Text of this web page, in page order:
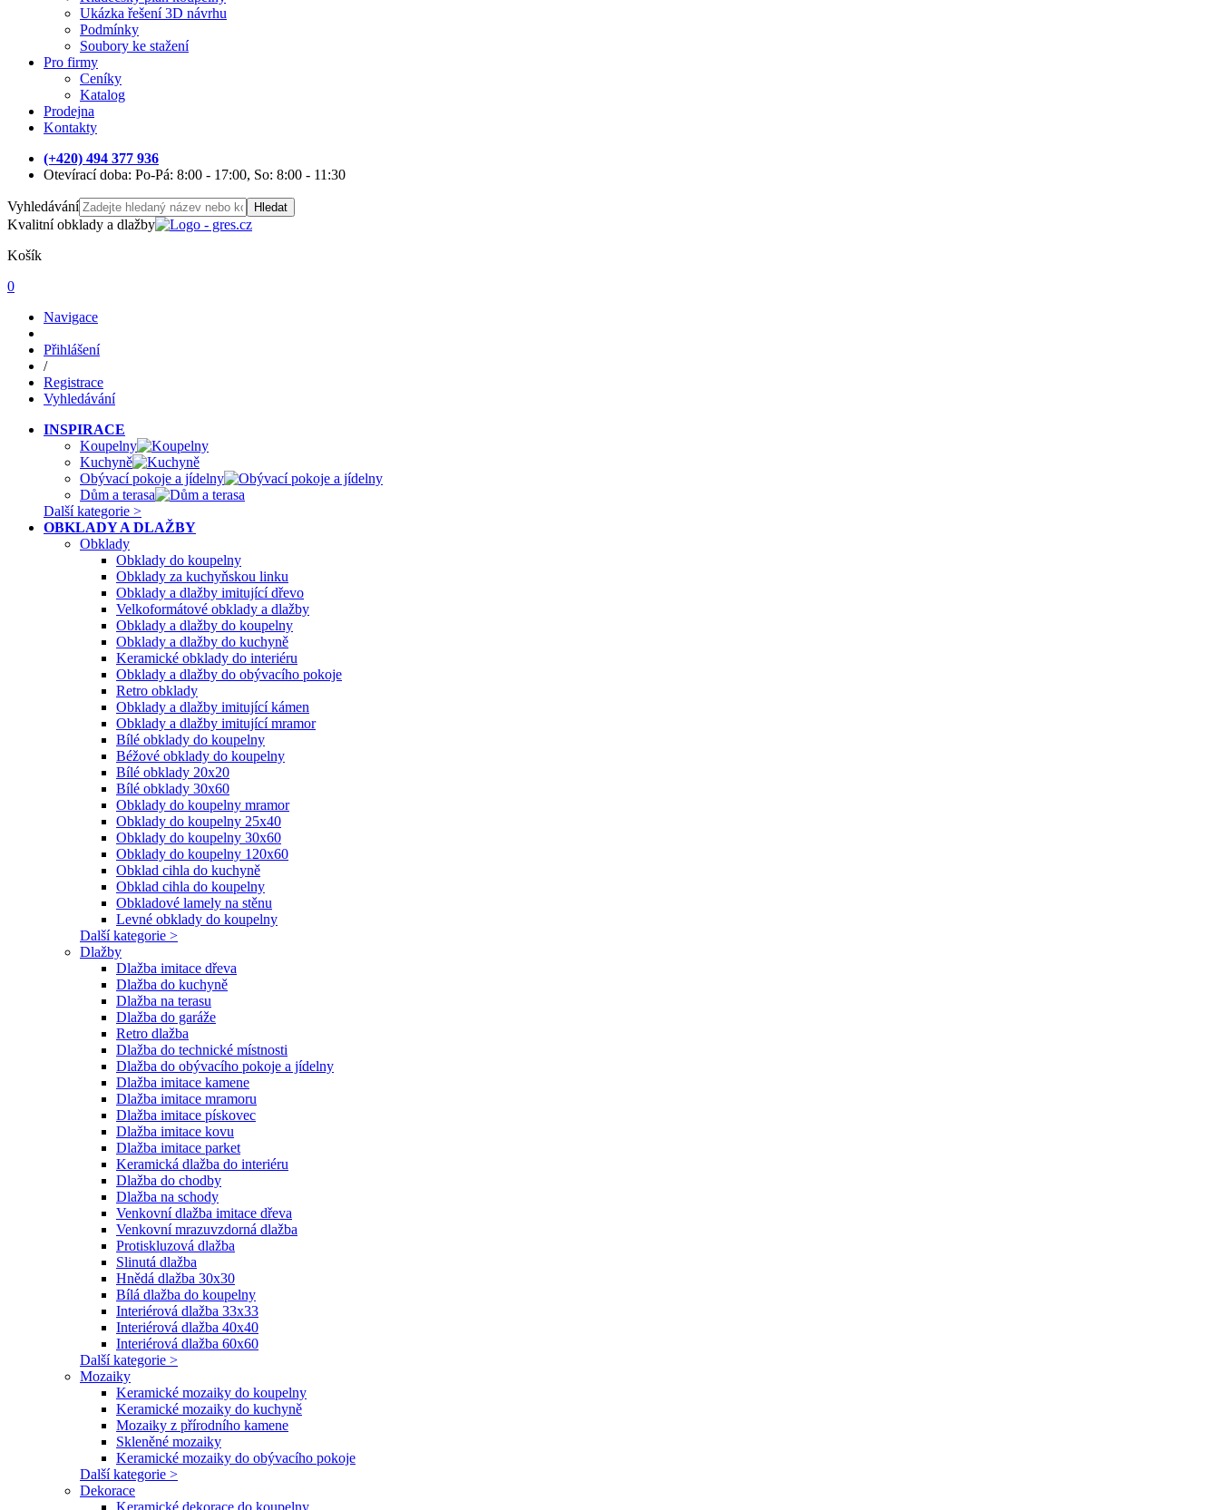
Ukázka řešení 3D návrhu
Podmínky
Soubory ke stažení
Pro firmy
Ceníky
Katalog
Prodejna
Kontakty
(+420) 494 377 936
Otevírací doba: Po-Pá: 8:00 - 17:00, So: 8:00 - 11:30
Vyhledávání Hledat
Kvalitní obklady a dlažby
Košík
0
Navigace
Přihlášení
/
Registrace
Vyhledávání
INSPIRACE
Koupelny
Kuchyně
Obývací pokoje a jídelny
Dům a terasa
Další kategorie >
OBKLADY A DLAŽBY
Obklady
Obklady do koupelny
Obklady za kuchyňskou linku
Obklady a dlažby imitující dřevo
Velkoformátové obklady a dlažby
Obklady a dlažby do koupelny
Obklady a dlažby do kuchyně
Keramické obklady do interiéru
Obklady a dlažby do obývacího pokoje
Retro obklady
Obklady a dlažby imitující kámen
Obklady a dlažby imitující mramor
Bílé obklady do koupelny
Béžové obklady do koupelny
Bílé obklady 20x20
Bílé obklady 30x60
Obklady do koupelny mramor
Obklady do koupelny 25x40
Obklady do koupelny 30x60
Obklady do koupelny 120x60
Obklad cihla do kuchyně
Obklad cihla do koupelny
Obkladové lamely na stěnu
Levné obklady do koupelny
Další kategorie >
Dlažby
Dlažba imitace dřeva
Dlažba do kuchyně
Dlažba na terasu
Dlažba do garáže
Retro dlažba
Dlažba do technické místnosti
Dlažba do obývacího pokoje a jídelny
Dlažba imitace kamene
Dlažba imitace mramoru
Dlažba imitace pískovec
Dlažba imitace kovu
Dlažba imitace parket
Keramická dlažba do interiéru
Dlažba do chodby
Dlažba na schody
Venkovní dlažba imitace dřeva
Venkovní mrazuvzdorná dlažba
Protiskluzová dlažba
Slinutá dlažba
Hnědá dlažba 30x30
Bílá dlažba do koupelny
Interiérová dlažba 33x33
Interiérová dlažba 40x40
Interiérová dlažba 60x60
Další kategorie >
Mozaiky
Keramické mozaiky do koupelny
Keramické mozaiky do kuchyně
Mozaiky z přírodního kamene
Skleněné mozaiky
Keramické mozaiky do obývacího pokoje
Další kategorie >
Dekorace
Keramické dekorace do koupelny